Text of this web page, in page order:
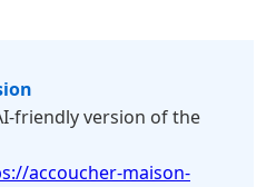
friendly version of the
accoucher-maison-